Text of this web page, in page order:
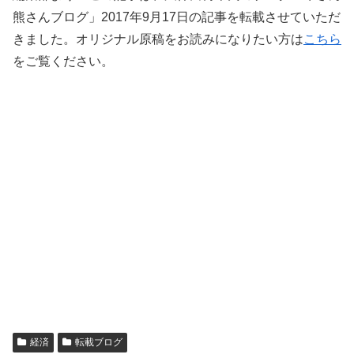
熊さんブログ」2017年9月17日の記事を転載させていただ
きました。オリジナル原稿をお読みになりたい方はこちら
をご覧ください。
経済 転載ブログ